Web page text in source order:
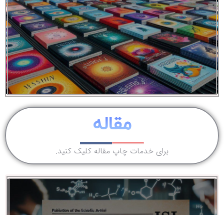
مقاله
برای خدمات چاپ مقاله کلیک کنید.